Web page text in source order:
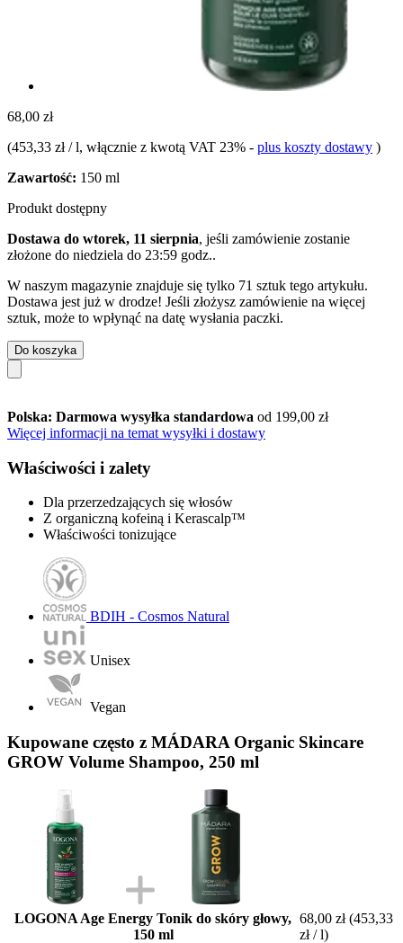
68,00 zł
(453,33 zł / l, włącznie z kwotą VAT 23% - plus koszty dostawy )
Zawartość: 150 ml
Produkt dostępny
Dostawa do wtorek, 11 sierpnia, jeśli zamówienie zostanie
złożone do niedziela do 23:59 godz..
W naszym magazynie znajduje się tylko 71 sztuk tego artykułu.
Dostawa jest już w drodze! Jeśli złożysz zamówienie na więcej
sztuk, może to wpłynąć na datę wysłania paczki.
Do koszyka
Polska: Darmowa wysyłka standardowa od 199,00 zł
Więcej informacji na temat wysyłki i dostawy
Właściwości i zalety
Dla przerzedzających się włosów
Z organiczną kofeiną i Kerascalp™
Właściwości tonizujące
BDIH - Cosmos Natural
Unisex
Vegan
Kupowane często z MÁDARA Organic Skincare
GROW Volume Shampoo, 250 ml
LOGONA Age Energy Tonik do skóry głowy,
150 ml
68,00 zł (453,33
zł / l)